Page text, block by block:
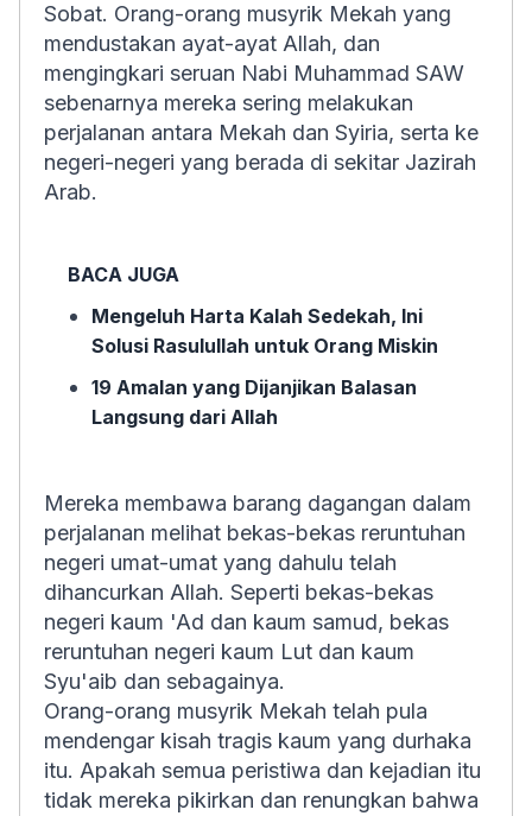
Sobat. Orang-orang musyrik Mekah yang
mendustakan ayat-ayat Allah, dan
mengingkari seruan Nabi Muhammad SAW
sebenarnya mereka sering melakukan
perjalanan antara Mekah dan Syiria, serta ke
negeri-negeri yang berada di sekitar Jazirah
Arab.
BACA JUGA
Mengeluh Harta Kalah Sedekah, Ini
Solusi Rasulullah untuk Orang Miskin
19 Amalan yang Dijanjikan Balasan
Langsung dari Allah
Mereka membawa barang dagangan dalam
perjalanan melihat bekas-bekas reruntuhan
negeri umat-umat yang dahulu telah
dihancurkan Allah. Seperti bekas-bekas
negeri kaum 'Ad dan kaum samud, bekas
reruntuhan negeri kaum Lut dan kaum
Syu'aib dan sebagainya.
Orang-orang musyrik Mekah telah pula
mendengar kisah tragis kaum yang durhaka
itu. Apakah semua peristiwa dan kejadian itu
tidak mereka pikirkan dan renungkan bahwa